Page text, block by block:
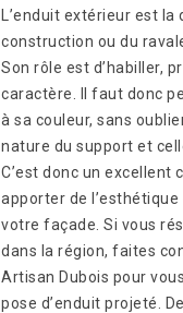
L’enduit extérieur est
construction ou du
Son rôle est d’habiller,
caractère. Il faut donc
à sa couleur, sans
nature du support et
C’est donc un excellent
apporter de
votre façade. Si vous
dans la région, faites
Artisan Dubois pour
pose d’enduit projeté.